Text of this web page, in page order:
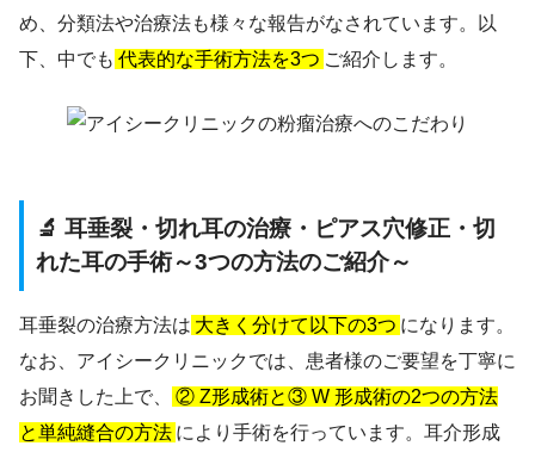
め、分類法や治療法も様々な報告がなされています。以
下、中でも 代表的な手術方法を3つ ご紹介します。
🔬 耳垂裂・切れ耳の治療・ピアス穴修正・切
れた耳の手術～3つの方法のご紹介～
耳垂裂の治療方法は 大きく分けて以下の3つ になります。
なお、アイシークリニックでは、患者様のご要望を丁寧に
お聞きした上で、
② Z形成術と③ W 形成術の2つの方法
と単純縫合の方法 により手術を行っています。耳介形成